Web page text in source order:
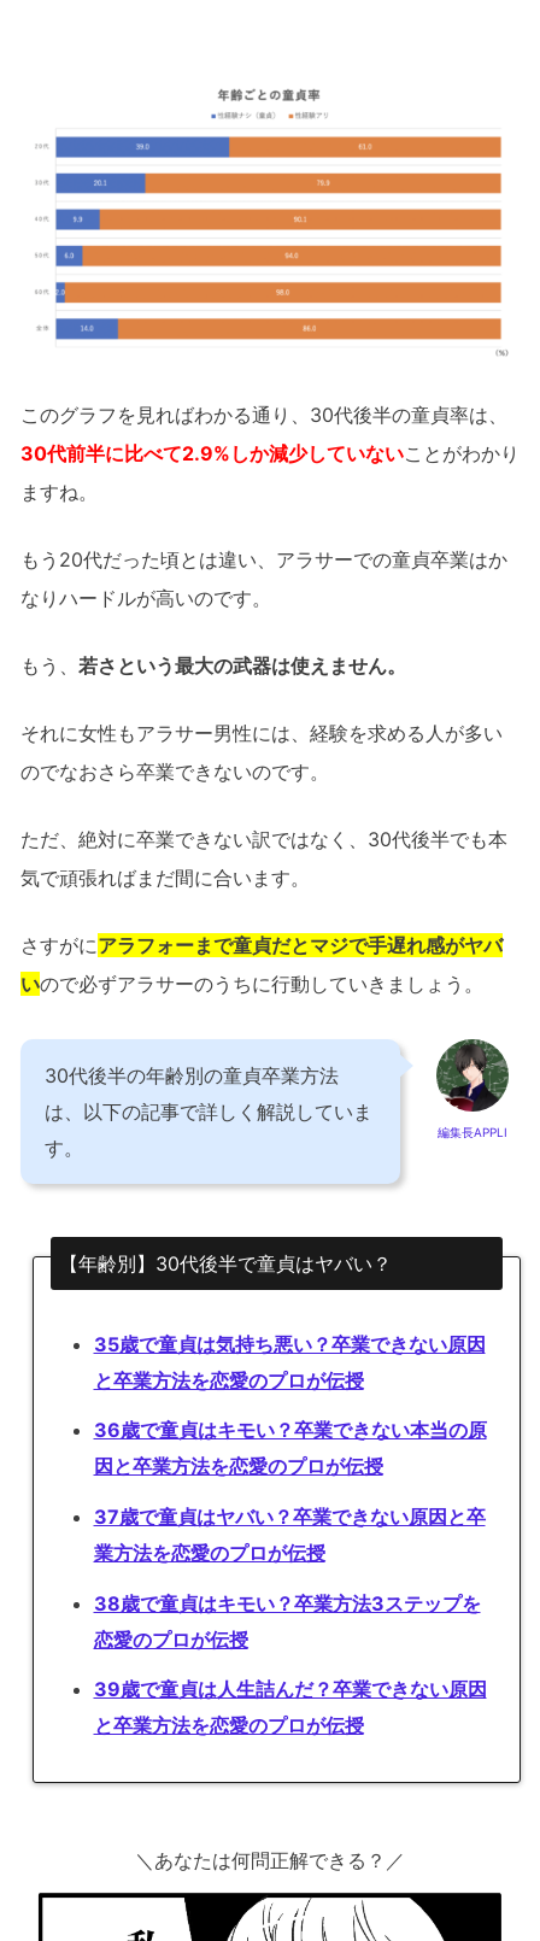
このグラフを見ればわかる通り、30代後半の童貞率は、
30代前半に比べて2.9%しか減少していないことがわかり
ますね。
もう20代だった頃とは違い、アラサーでの童貞卒業はか
なりハードルが高いのです。
もう、 若さという最大の武器は使えません。
それに女性もアラサー男性には、経験を求める人が多い
のでなおさら卒業できないのです。
ただ、絶対に卒業できない訳ではなく、30代後半でも本
気で頑張ればまだ間に合います。
さすがにアラフォーまで童貞だとマジで手遅れ感がヤバ
いので必ずアラサーのうちに行動していきましょう。
編集長APPLI
30代後半の年齢別の童貞卒業方法
は、以下の記事で詳しく解説していま
す。
【年齢別】30代後半で童貞はヤバい？
35歳で童貞は気持ち悪い？卒業できない原因
と卒業方法を恋愛のプロが伝授
36歳で童貞はキモい？卒業できない本当の原
因と卒業方法を恋愛のプロが伝授
37歳で童貞はヤバい？卒業できない原因と卒
業方法を恋愛のプロが伝授
38歳で童貞はキモい？卒業方法3ステップを
恋愛のプロが伝授
39歳で童貞は人生詰んだ？卒業できない原因
と卒業方法を恋愛のプロが伝授
＼あなたは何問正解できる？／